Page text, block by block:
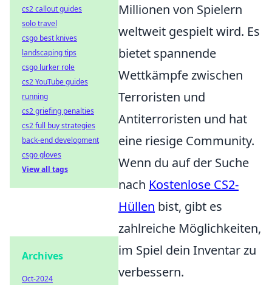
Millionen von Spielern
weltweit gespielt wird. Es
bietet spannende
Wettkämpfe zwischen
Terroristen und
Antiterroristen und hat
eine riesige Community.
Wenn du auf der Suche
nach Kostenlose CS2-
Hüllen bist, gibt es
zahlreiche Möglichkeiten,
im Spiel dein Inventar zu
verbessern.
cs2 callout guides
solo travel
csgo best knives
landscaping tips
csgo lurker role
cs2 YouTube guides
running
cs2 griefing penalties
cs2 full buy strategies
back-end development
csgo gloves
View all tags
Archives
Oct-2024